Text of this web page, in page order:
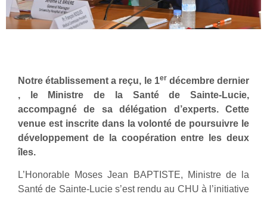
Notre établissement a reçu, le 1erdécembre dernier
, le Ministre de la Santé de Sainte-Lucie,
accompagné de sa délégation d’experts. Cette
venue est inscrite dans la volonté de poursuivre le
développement de la coopération entre les deux
îles.
L’Honorable Moses Jean BAPTISTE, Ministre de la
Santé de Sainte-Lucie s’est rendu au CHU à l’initiative